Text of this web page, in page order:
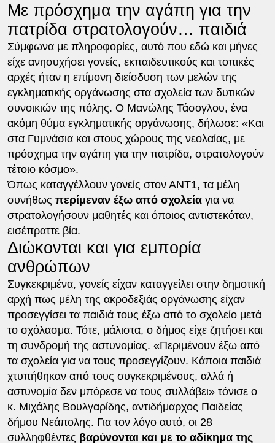
Με πρόσχημα την αγάπη για την
πατρίδα στρατολογούν… παιδιά
Σύμφωνα με πληροφορίες, αυτό που εδώ και μήνες
είχε ανησυχήσει γονείς, εκπαιδευτικούς και τοπικές
αρχές ήταν η επίμονη διείσδυση των μελών της
εγκληματικής οργάνωσης στα σχολεία των δυτικών
συνοικιών της πόλης. Ο Μανώλης Τάσογλου, ένα
ακόμη θύμα εγκληματικής οργάνωσης, δήλωσε: «Και
στα Γυμνάσια και στους χώρους της νεολαίας, με
πρόσχημα την αγάπη για την πατρίδα, στρατολογούν
τέτοιο κόσμο».
Όπως καταγγέλλουν γονείς στον ΑΝΤ1, τα μέλη
συνήθως περίμεναν έξω από σχολείαγια να
στρατολογήσουν μαθητές και όποιος αντιστεκόταν,
εισέπραττε βία.
Διώκονται και για εμπορία
ανθρώπων
Συγκεκριμένα, γονείς είχαν καταγγείλει στην δημοτική
αρχή πως μέλη της ακροδεξιάς οργάνωσης είχαν
προσεγγίσει τα παιδιά τους έξω από το σχολείο μετά
το σχόλασμα. Τότε, μάλιστα, ο δήμος είχε ζητήσει και
τη συνδρομή της αστυνομίας. «Περιμένουν έξω από
τα σχολεία για να τους προσεγγίζουν. Κάποια παιδιά
χτυπήθηκαν από τους συγκεκριμένους, αλλά ή
αστυνομία δεν μπόρεσε να τους συλλάβει» τόνισε ο
κ. Μιχάλης Βουλγαρίδης, αντιδήμαρχος Παιδείας
δήμου Νεάπολης. Για τον λόγο αυτό, οι 28
συλληφθέντες βαρύνονται και με το αδίκημα της